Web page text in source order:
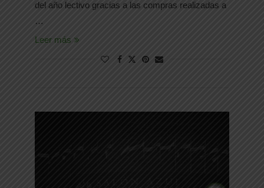
del año lectivo gracias a las compras realizadas a
…
Leer más